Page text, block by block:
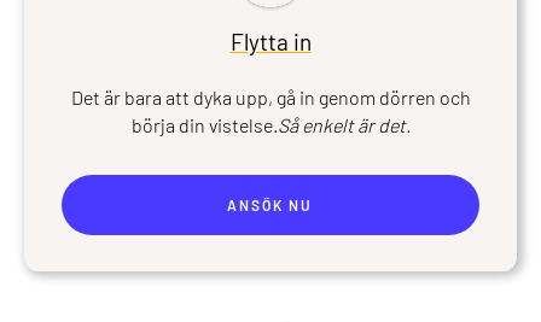
Flytta in
Det är bara att dyka upp, gå in genom dörren och
börja din vistelse.Så enkelt är det.
ANSÖK NU